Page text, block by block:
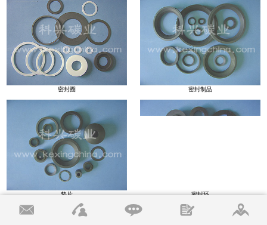
密封圈 密封制品
垫片 密封环